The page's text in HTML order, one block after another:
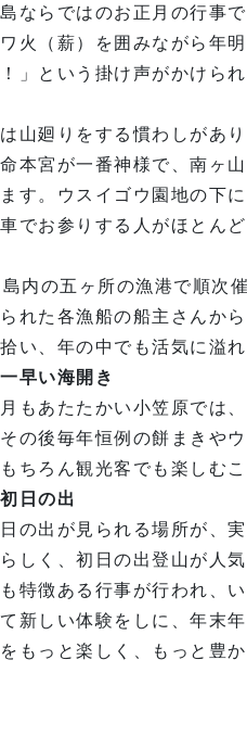
ならではのお正月の行事
火（薪）を囲みながら年
」という掛け声がかけら
山廻りをする慣わしがあ
本宮が一番神様で、南ヶ
す。ウスイゴウ園地の下
でお参りする人がほとん
内の五ヶ所の漁港で順次
れた各漁船の船主さんか
い、年の中でも活気に溢
早い海開き
もあたたかい小笠原では
の後毎年恒例の餅まきや
ちろん観光客でも楽しむ
日の出
の出が見られる場所が、
しく、初日の出登山が人
特徴ある行事が行われ、
新しい体験をしに、年末
もっと楽しく、もっと豊